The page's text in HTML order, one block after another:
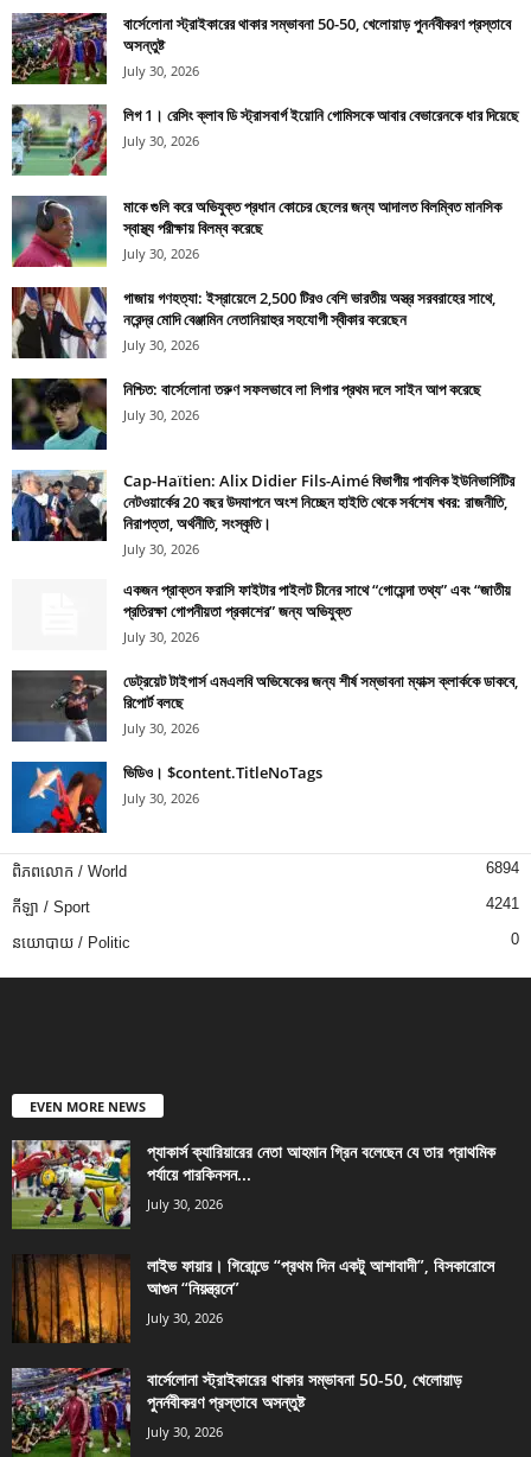
বার্সেলোনা স্ট্রাইকারের থাকার সম্ভাবনা 50-50, খেলোয়াড় পুনর্নবীকরণ প্রস্তাবে
অসন্তুষ্ট
July 30, 2026
লিগ 1। রেসিং ক্লাব ডি স্ট্রাসবার্গ ইয়োনি গোমিসকে আবার বেভারেনকে ধার দিয়েছে
July 30, 2026
মাকে গুলি করে অভিযুক্ত প্রধান কোচের ছেলের জন্য আদালত বিলম্বিত মানসিক
স্বাস্থ্য পরীক্ষায় বিলম্ব করেছে
July 30, 2026
গাজায় গণহত্যা: ইস্রায়েলে 2,500 টিরও বেশি ভারতীয় অস্ত্র সরবরাহের সাথে,
নরেন্দ্র মোদি বেঞ্জামিন নেতানিয়াহুর সহযোগী স্বীকার করেছেন
July 30, 2026
নিশ্চিত: বার্সেলোনা তরুণ সফলভাবে লা লিগার প্রথম দলে সাইন আপ করেছে
July 30, 2026
Cap-Haïtien: Alix Didier Fils-Aimé বিভাগীয় পাবলিক ইউনিভার্সিটির
নেটওয়ার্কের 20 বছর উদযাপনে অংশ নিচ্ছেন হাইতি থেকে সর্বশেষ খবর: রাজনীতি,
নিরাপত্তা, অর্থনীতি, সংস্কৃতি।
July 30, 2026
একজন প্রাক্তন ফরাসি ফাইটার পাইলট চীনের সাথে “গোয়েন্দা তথ্য” এবং “জাতীয়
প্রতিরক্ষা গোপনীয়তা প্রকাশের” জন্য অভিযুক্ত
July 30, 2026
ডেট্রয়েট টাইগার্স এমএলবি অভিষেকের জন্য শীর্ষ সম্ভাবনা ম্যাক্স ক্লার্ককে ডাকবে,
রিপোর্ট বলছে
July 30, 2026
ভিডিও। $content.TitleNoTags
July 30, 2026
ពិភពលោក / World 6894
កីឡា / Sport 4241
នយោបាយ / Politic 0
EVEN MORE NEWS
প্যাকার্স ক্যারিয়ারের নেতা আহমান গ্রিন বলেছেন যে তার প্রাথমিক
পর্যায়ে পারকিনসন...
July 30, 2026
লাইভ ফায়ার। গিরোন্ডে “প্রথম দিন একটু আশাবাদী”, বিসকারোসে
আগুন “নিয়ন্ত্রনে”
July 30, 2026
বার্সেলোনা স্ট্রাইকারের থাকার সম্ভাবনা 50-50, খেলোয়াড়
পুনর্নবীকরণ প্রস্তাবে অসন্তুষ্ট
July 30, 2026